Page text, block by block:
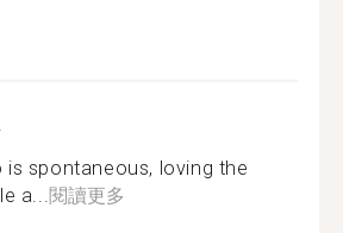
is spontaneous, loving the
a...閱讀更多